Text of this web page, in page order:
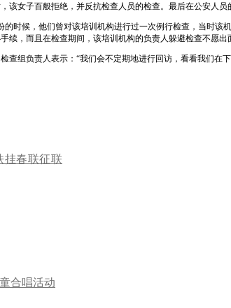
女子百般拒绝，并反抗检查人员的检查。最后在公安人员
候，他们曾对该培训机构进行过一次例行检查，当时该
续，而且在检查期间，该培训机构的负责人躲避检查不愿出
组负责人表示：“我们会不定期地进行回访，看看我们在
挂春联征联
合唱活动